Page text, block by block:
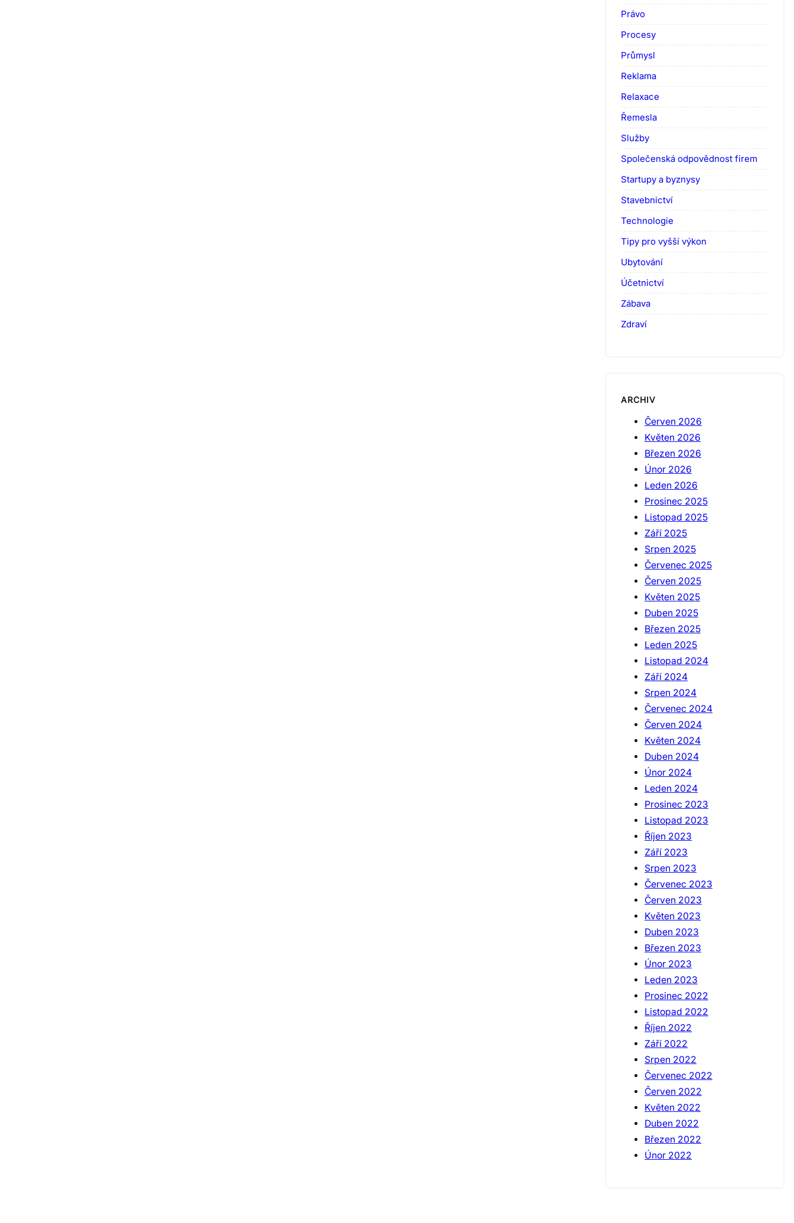
Právo
Procesy
Průmysl
Reklama
Relaxace
Řemesla
Služby
Společenská odpovědnost firem
Startupy a byznysy
Stavebnictví
Technologie
Tipy pro vyšší výkon
Ubytování
Účetnictví
Zábava
Zdraví
ARCHIV
Červen 2026
Květen 2026
Březen 2026
Únor 2026
Leden 2026
Prosinec 2025
Listopad 2025
Září 2025
Srpen 2025
Červenec 2025
Červen 2025
Květen 2025
Duben 2025
Březen 2025
Leden 2025
Listopad 2024
Září 2024
Srpen 2024
Červenec 2024
Červen 2024
Květen 2024
Duben 2024
Únor 2024
Leden 2024
Prosinec 2023
Listopad 2023
Říjen 2023
Září 2023
Srpen 2023
Červenec 2023
Červen 2023
Květen 2023
Duben 2023
Březen 2023
Únor 2023
Leden 2023
Prosinec 2022
Listopad 2022
Říjen 2022
Září 2022
Srpen 2022
Červenec 2022
Červen 2022
Květen 2022
Duben 2022
Březen 2022
Únor 2022